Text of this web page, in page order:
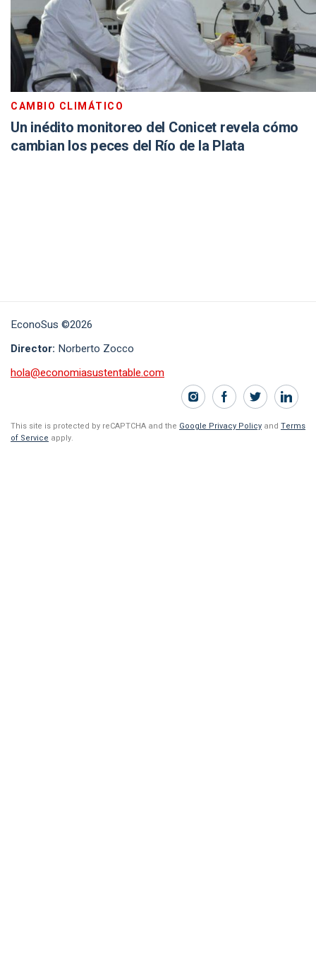
CAMBIO CLIMÁTICO
Un inédito monitoreo del Conicet revela cómo
cambian los peces del Río de la Plata
EconoSus ©2026
Director: Norberto Zocco
hola@economiasustentable.com
This site is protected by reCAPTCHA and the Google Privacy Policy and Terms
of Service apply.